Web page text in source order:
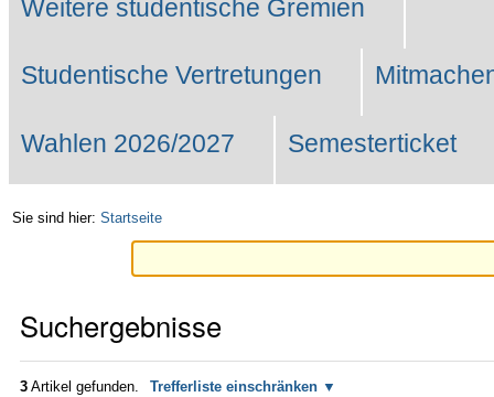
Weitere studentische Gremien
Studentische Vertretungen
Wahlen 2026/2027 Semesterticket
Sie sind hier: Startseite
Suchergebnisse
3 Artikel gefunden.
Trefferliste einschränken